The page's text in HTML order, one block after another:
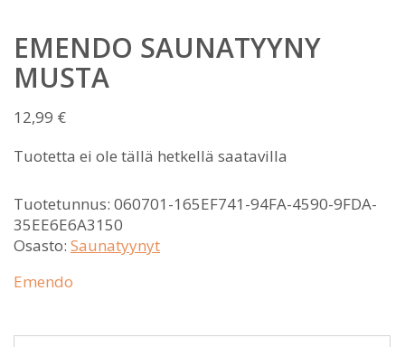
EMENDO SAUNATYYNY
MUSTA
12,99 €
Tuotetta ei ole tällä hetkellä saatavilla
Tuotetunnus: 060701-165EF741-94FA-4590-9FDA-
35EE6E6A3150
Osasto: Saunatyynyt
Emendo